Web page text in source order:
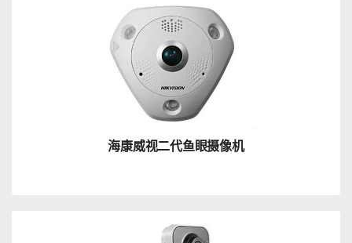
海康威视二代鱼眼摄像机